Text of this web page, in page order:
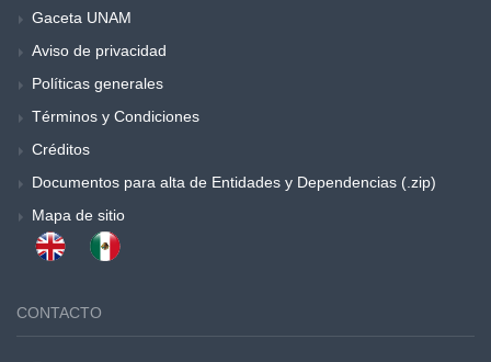
Gaceta UNAM
Aviso de privacidad
Políticas generales
Términos y Condiciones
Créditos
Documentos para alta de Entidades y Dependencias (.zip)
Mapa de sitio
CONTACTO